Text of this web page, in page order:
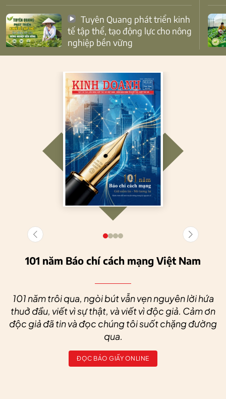
tế tập thể, tạo động lực cho nông
nghiệp bền vững
101 năm Báo chí cách mạng Việt Nam
101 năm trôi qua, ngòi bút vẫn vẹn nguyên lời hứa
thuở đầu, viết vì sự thật, và viết vì độc giả. Cảm ơn
độc giả đã tin và đọc chúng tôi suốt chặng đường
qua.
ĐỌC BÁO GIẤY ONLINE